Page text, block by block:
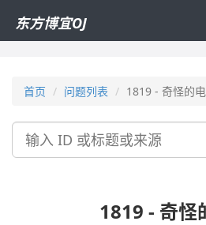
东方博宜OJ
首页 问题列表 1819 - 奇怪的
搜
1819 - 奇怪